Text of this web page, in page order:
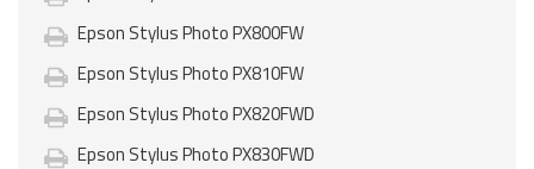
Epson Stylus Photo PX800FW
Epson Stylus Photo PX810FW
Epson Stylus Photo PX820FWD
Epson Stylus Photo PX830FWD